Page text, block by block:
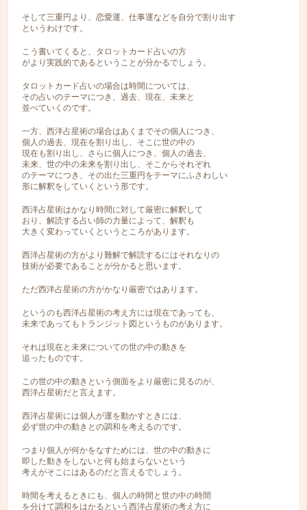
そして三重円より、恋愛運、仕事運などを自分で割り出す
というわけです。
こう書いてくると、タロットカード占いの方
がより実践的であるということが分かるでしょう。
タロットカード占いの場合は時間については、
その占いのテーマにつき、過去、現在、未来と
並べていくのです。
一方、西洋占星術の場合はあくまでその個人につき、
個人の過去、現在を割り出し、そこに世の中の
現在も割り出し、さらに個人につき、個人の過去、
未来、世の中の未来を割り出し、そこからそれぞれ
のテーマにつき、その出た三重円をテーマにふさわしい
形に解釈をしていくという形です。
西洋占星術はかなり時間に対して厳密に解釈して
おり、解読する占い師の力量によって、解釈も
大きく変わっていくというところがあります。
西洋占星術の方がより難解で解読するにはそれなりの
技術が必要であることが分かると思います。
ただ西洋占星術の方がかなり厳密ではあります。
というのも西洋占星術の考え方には現在であっても、
未来であってもトランジット図というものがあります。
それは現在と未来についての世の中の動きを
追ったものです。
この世の中の動きという側面をより厳密に見るのが、
西洋占星術だと言えます。
西洋占星術には個人が運を動かすときには、
必ず世の中の動きとの調和を考えるのです。
つまり個人が何かをなすためには、世の中の動きに
即した動きをしないと何も始まらないという
考えがそこにはあるのだと言えるでしょう。
時間を考えるときにも、個人の時間と世の中の時間
を分けて調和をはかるという西洋占星術の考え方に